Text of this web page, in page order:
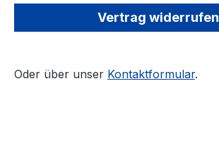
Vertrag widerrufen
Oder über unser Kontaktformular.